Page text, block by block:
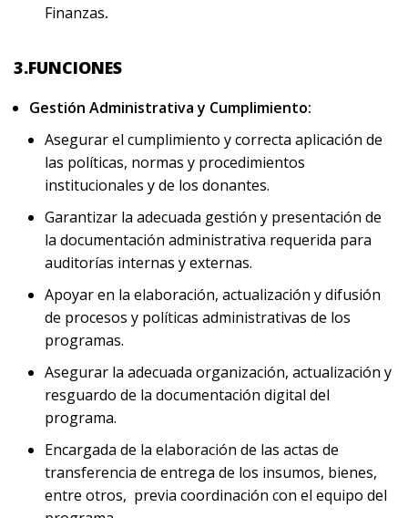
Finanzas.
3.FUNCIONES
Gestión Administrativa y Cumplimiento:
Asegurar el cumplimiento y correcta aplicación de
las políticas, normas y procedimientos
institucionales y de los donantes.
Garantizar la adecuada gestión y presentación de
la documentación administrativa requerida para
auditorías internas y externas.
Apoyar en la elaboración, actualización y difusión
de procesos y políticas administrativas de los
programas.
Asegurar la adecuada organización, actualización y
resguardo de la documentación digital del
programa.
Encargada de la elaboración de las actas de
transferencia de entrega de los insumos, bienes,
entre otros, previa coordinación con el equipo del